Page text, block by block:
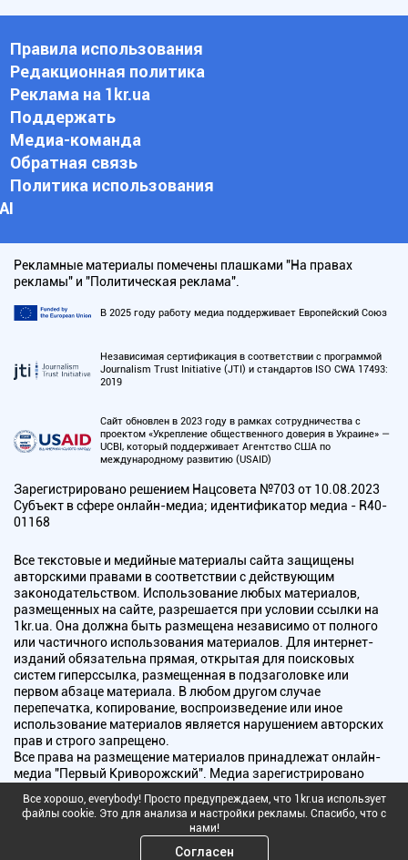
Правила использования
Редакционная политика
Реклама на 1kr.ua
Поддержать
Медиа-команда
Обратная связь
Политика использования
АI
Рекламные материалы помечены плашками "На правах
рекламы" и "Политическая реклама".
В 2025 году работу медиа поддерживает Европейский Союз
Независимая сертификация в соответствии с программой
Journalism Trust Initiative (JTI) и стандартов ISO CWA 17493:
2019
Сайт обновлен в 2023 году в рамках сотрудничества с
проектом «Укрепление общественного доверия в Украине» —
UCBI, который поддерживает Агентство США по
международному развитию (USAID)
Зарегистрировано решением Нацсовета №703 от 10.08.2023
Субъект в сфере онлайн-медиа; идентификатор медиа - R40-
01168
Все текстовые и медийные материалы сайта защищены
авторскими правами в соответствии с действующим
законодательством. Использование любых материалов,
размещенных на сайте, разрешается при условии ссылки на
1kr.ua. Она должна быть размещена независимо от полного
или частичного использования материалов. Для интернет-
изданий обязательна прямая, открытая для поисковых
систем гиперссылка, размещенная в подзаголовке или
первом абзаце материала. В любом другом случае
перепечатка, копирование, воспроизведение или иное
использование материалов является нарушением авторских
прав и строго запрещено.
Все права на размещение материалов принадлежат онлайн-
медиа "Первый Криворожский". Медиа зарегистрировано
радиовещания.
Copyright © 2010 - 2026 Все права защищены
Все хорошо, everybody! Просто предупреждаем, что 1kr.ua использует
файлы cookie. Это для анализа и настройки рекламы. Спасибо, что с
нами!
Согласен